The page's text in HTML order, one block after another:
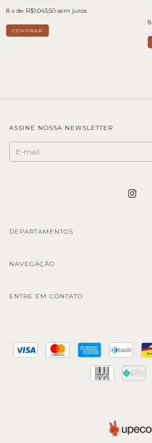
8 x de R$1.043,50 sem juros
COMPRAR
8
ASSINE NOSSA NEWSLETTER
DEPARTAMENTOS
NAVEGAÇÃO
ENTRE EM CONTATO